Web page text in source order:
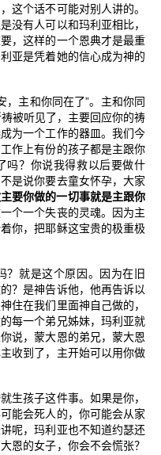
这个话不可能对别人讲的。
没有人可以和玛利亚相比，
，这样的一个恩典才是最重
亚是凭着她的信心成为神的
，主和你同在了”。主和你同
被听见了，主要回应你的祷
为一个工作的器皿。我们今
作上有份的孩子都是主跟你
吗？你说我得救以后要做什
是说你要去童女怀孕，大家
要你做的一切事就是主跟你
个一个失丧的灵魂。因为主
你，把耶稣这宝贵的极重极
？就是这个原因。因为在旧
？是神告诉他，他再告诉以
住在我们里面神自己做的，
每一个弟兄姊妹，玛利亚就
说，蒙大恩的弟兄，蒙大恩
收到了，主开始可以用你做
生孩子这件事。如果是你，
能会死人的，你可能会从家
呢，玛利亚也不知道约瑟还
恩的女子，你会不会慌张？